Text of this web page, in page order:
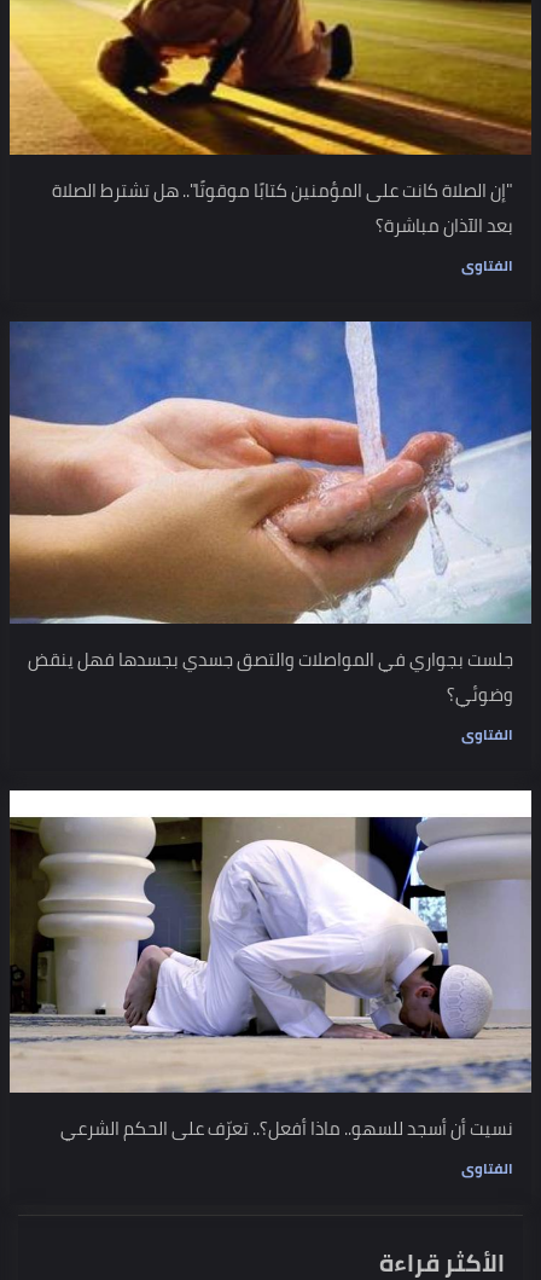
"إن الصلاة كانت على المؤمنين كتابًا موقوتًا".. هل تشترط الصلاة
بعد الآذان مباشرة؟
الفتاوى
جلست بجواري في المواصلات والتصق جسدي بجسدها فهل ينقض
وضوئي؟
الفتاوى
نسيت أن أسجد للسهو.. ماذا أفعل؟.. تعرّف على الحكم الشرعي
الفتاوى
الأكثر قراءة